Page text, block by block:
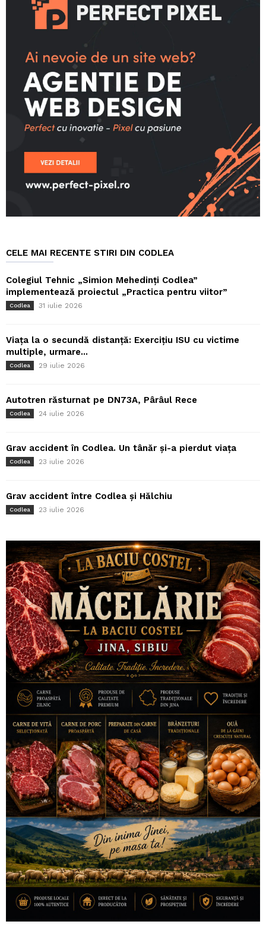
CELE MAI RECENTE STIRI DIN CODLEA
Colegiul Tehnic „Simion Mehedinți Codlea”
implementează proiectul „Practica pentru viitor”
Codlea 31 iulie 2026
Viața la o secundă distanță: Exercițiu ISU cu victime
multiple, urmare...
Codlea 29 iulie 2026
Autotren răsturnat pe DN73A, Pârâul Rece
Codlea 24 iulie 2026
Grav accident în Codlea. Un tânăr și-a pierdut viața
Codlea 23 iulie 2026
Grav accident între Codlea și Hălchiu
Codlea 23 iulie 2026